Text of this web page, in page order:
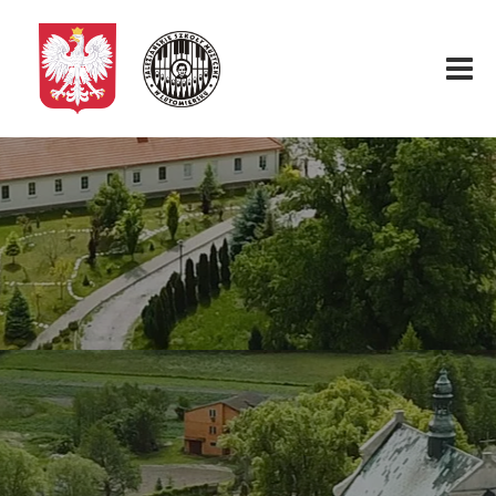
Start
O nas
Aktualności
Rekrutacja
Fundacja
Konkurs organowy